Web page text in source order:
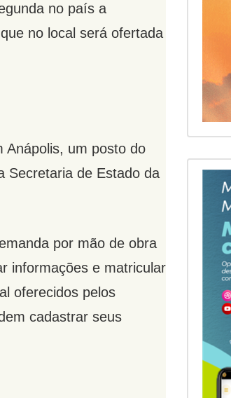
no país a
no local será ofertada
Anápolis, um posto do
Secretaria de Estado da
por mão de obra
informações e matricular
oferecidos pelos
cadastrar seus